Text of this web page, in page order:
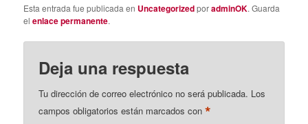
Esta entrada fue publicada en UncategorizedporadminOK. Guarda
elenlace permanente.
Deja una respuesta
Tu dirección de correo electrónico no será publicada. Los
campos obligatorios están marcados con*